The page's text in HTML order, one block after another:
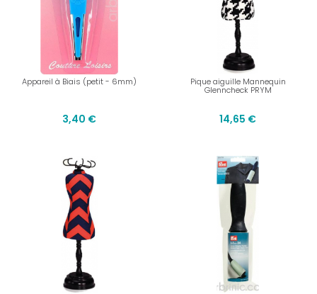
Appareil à Biais (petit - 6mm)
3,40 €
Pique aiguille Mannequin
Glenncheck PRYM
14,65 €